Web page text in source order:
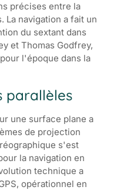
précises entre la
La navigation a fait un
du sextant dans
et Thomas Godfrey,
l'époque dans la
parallèles
une surface plane a
de projection
s'est
la navigation en
technique a
opérationnel en